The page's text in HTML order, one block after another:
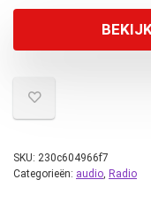
SKU: 230c604966f7
Categorieën: audio, Radio